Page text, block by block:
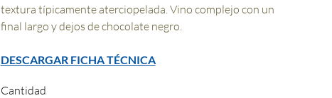
textura típicamente aterciopelada. Vino complejo con un
final largo y dejos de chocolate negro.
DESCARGAR FICHA TÉCNICA
Cantidad